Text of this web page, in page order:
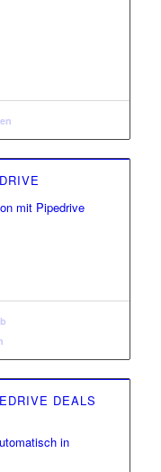
mit Pipedrive
DEALS
in